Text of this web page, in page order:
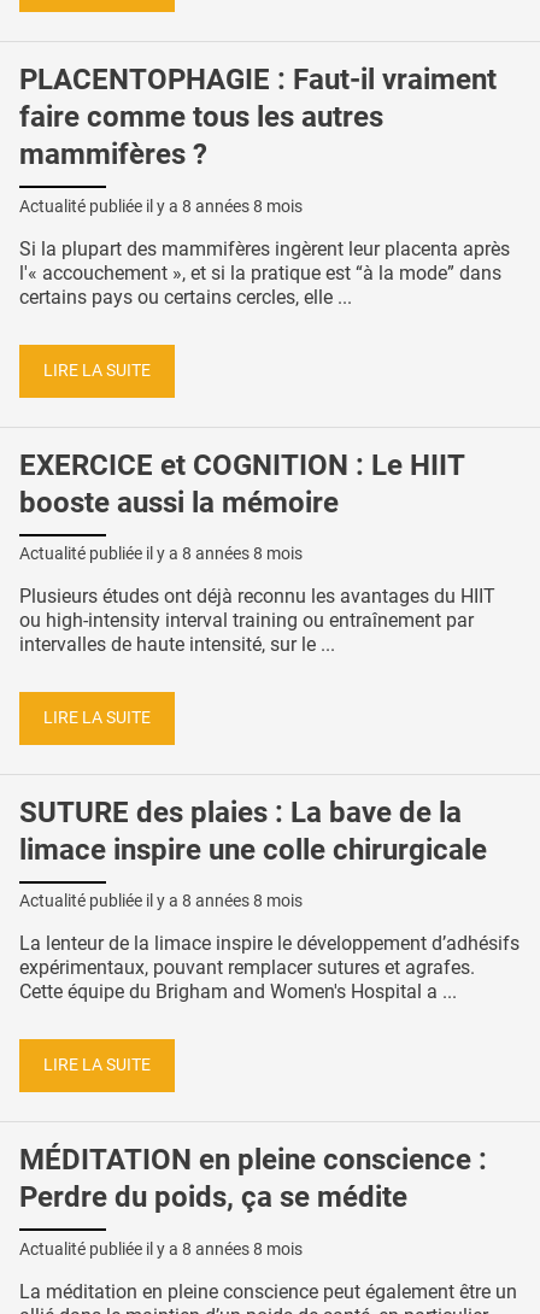
PLACENTOPHAGIE : Faut-il vraiment
faire comme tous les autres
mammifères ?
Actualité publiée il y a 8 années 8 mois
Si la plupart des mammifères ingèrent leur placenta après
l'« accouchement », et si la pratique est “à la mode” dans
certains pays ou certains cercles, elle ...
LIRE LA SUITE
EXERCICE et COGNITION : Le HIIT
booste aussi la mémoire
Actualité publiée il y a 8 années 8 mois
Plusieurs études ont déjà reconnu les avantages du HIIT
ou high-intensity interval training ou entraînement par
intervalles de haute intensité, sur le ...
LIRE LA SUITE
SUTURE des plaies : La bave de la
limace inspire une colle chirurgicale
Actualité publiée il y a 8 années 8 mois
La lenteur de la limace inspire le développement d’adhésifs
expérimentaux, pouvant remplacer sutures et agrafes.
Cette équipe du Brigham and Women's Hospital a ...
LIRE LA SUITE
MÉDITATION en pleine conscience :
Perdre du poids, ça se médite
Actualité publiée il y a 8 années 8 mois
La méditation en pleine conscience peut également être un